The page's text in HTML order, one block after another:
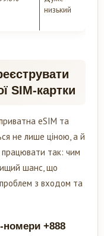
низький
SIM-картки
eSIM та
не лише ціною, а й
працювати так: чим
шанс, що
з входом та
номери +888